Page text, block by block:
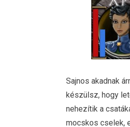
Sajnos akadnak
készülsz, hogy
nehezítik a
mocskos cselek,